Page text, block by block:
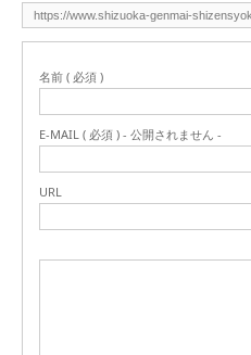
名前 ( 必須 )
E-MAIL ( 必須 ) - 公開されません -
URL